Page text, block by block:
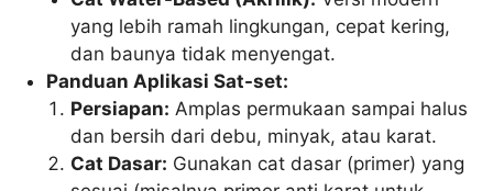
yang lebih ramah lingkungan, cepat kering,
dan baunya tidak menyengat.
Panduan Aplikasi Sat-set:
Persiapan: Amplas permukaan sampai halus
dan bersih dari debu, minyak, atau karat.
Cat Dasar: Gunakan cat dasar (primer) yang